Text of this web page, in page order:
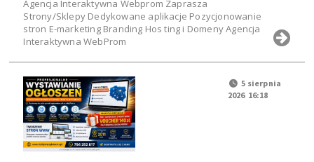
Agencja Interaktywna Webprom Zaprasza
Strony/Sklepy Dedykowane aplikacje Pozycjonowanie
stron E-marketing Branding Hos ting i Domeny Agencja
Interaktywna WebProm
5 sierpnia
2026 16:18